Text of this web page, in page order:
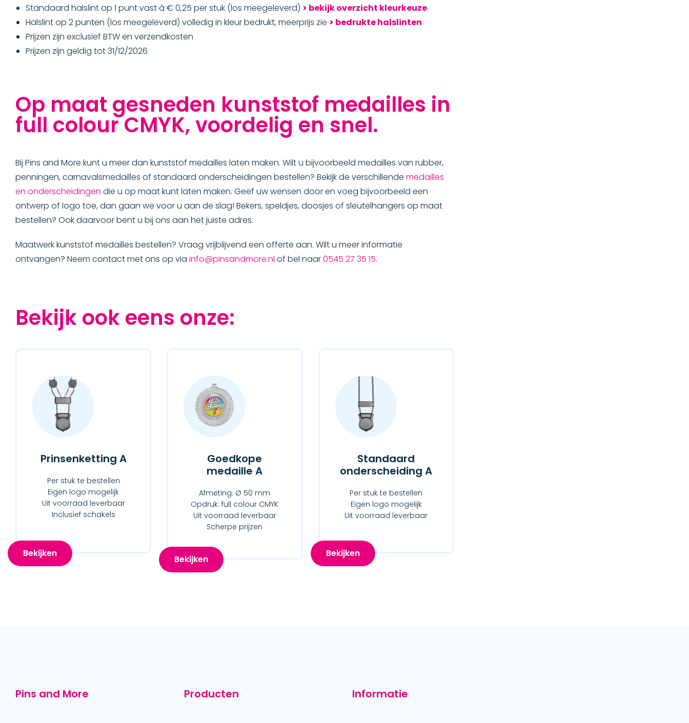
Standaard halslint op 1 punt vast à € 0,25 per stuk (los meegeleverd) > bekijk overzicht kleurkeuze
Halslint op 2 punten (los meegeleverd) volledig in kleur bedrukt, meerprijs zie > bedrukte halslinten
Prijzen zijn exclusief BTW en verzendkosten
Prijzen zijn geldig tot 31/12/2026
Op maat gesneden kunststof medailles in
full colour CMYK, voordelig en snel.
Bij Pins and More kunt u meer dan kunststof medailles laten maken. Wilt u bijvoorbeeld medailles van rubber,
penningen, carnavalsmedailles of standaard onderscheidingen bestellen? Bekijk de verschillende medailles
en onderscheidingen die u op maat kunt laten maken. Geef uw wensen door en voeg bijvoorbeeld een
ontwerp of logo toe, dan gaan we voor u aan de slag! Bekers, speldjes, doosjes of sleutelhangers op maat
bestellen? Ook daarvoor bent u bij ons aan het juiste adres.
Maatwerk kunststof medailles bestellen? Vraag vrijblijvend een offerte aan. Wilt u meer informatie
ontvangen? Neem contact met ons op via info@pinsandmore.nl of bel naar0545 27 35 15.
Bekijk ook eens onze:
Prinsenketting A
Per stuk te bestellen
Eigen logo mogelijk
Uit voorraad leverbaar
Inclusief schakels
Bekijken
Goedkope
medaille A
Afmeting: Ø 50 mm
Opdruk: full colour CMYK
Uit voorraad leverbaar
Scherpe prijzen
Bekijken
Standaard
onderscheiding A
Per stuk te bestellen
Eigen logo mogelijk
Uit voorraad leverbaar
Bekijken
Pins and More Producten Informatie